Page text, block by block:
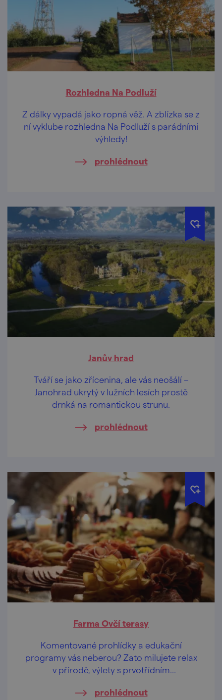
Rozhledna Na Podluží
Z dálky vypadá jako ropná věž. A zblízka se z
ní vyklube rozhledna Na Podluží s parádními
výhledy!
prohlédnout
Janův hrad
Tváří se jako zřícenina, ale vás neošálí –
Janohrad ukrytý v lužních lesích prostě
drnká na romantickou strunu.
prohlédnout
Farma Ovčí terasy
Komentované prohlídky a edukační
programy vás neberou? Zato milujete relax
v přírodě, výlety s prvotřídním
Pojeďte do Němčiček. Třeba na brunch s
prohlédnout